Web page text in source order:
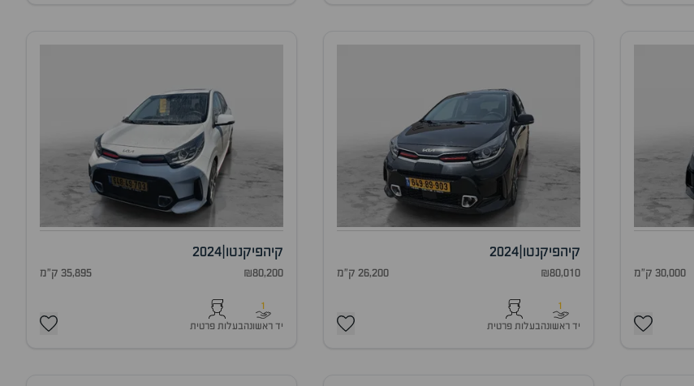
30,000 ק"מ
קיהפיקנטו 2024
₪80,010 26,200 ק"מ
1
יד ראשונהבעלות פרטית
קיהפיקנטו 2024
₪80,200 35,895 ק"מ
1
יד ראשונהבעלות פרטית